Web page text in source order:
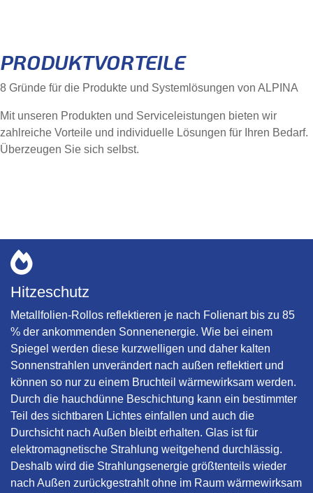
PRODUKTVORTEILE
8 Gründe für die Produkte und Systemlösungen von ALPINA
Mit unseren Produkten und Serviceleistungen bieten wir
zahlreiche Vorteile und individuelle Lösungen für Ihren Bedarf.
Überzeugen Sie sich selbst.
Hitzeschutz
Metallfolien-Rollos reflektieren je nach Folienart bis zu 85
% der ankommenden Sonnenenergie. Wie bei einem
Spiegel werden diese kurzwelligen und daher kalten
Sonnenstrahlen unverändert nach außen reflektiert und
können so nur zu einem Bruchteil wärmewirksam werden.
Durch die hauchdünne Beschichtung kann ein bestimmter
Teil des sichtbaren Lichtes einfallen und auch die
Durchsicht nach Außen bleibt erhalten. Glas ist für
elektromagnetische Strahlung weitgehend durchlässig.
Deshalb wird die Strahlungsenergie größtenteils wieder
nach Außen zurückgestrahlt ohne im Raum wärmewirksam